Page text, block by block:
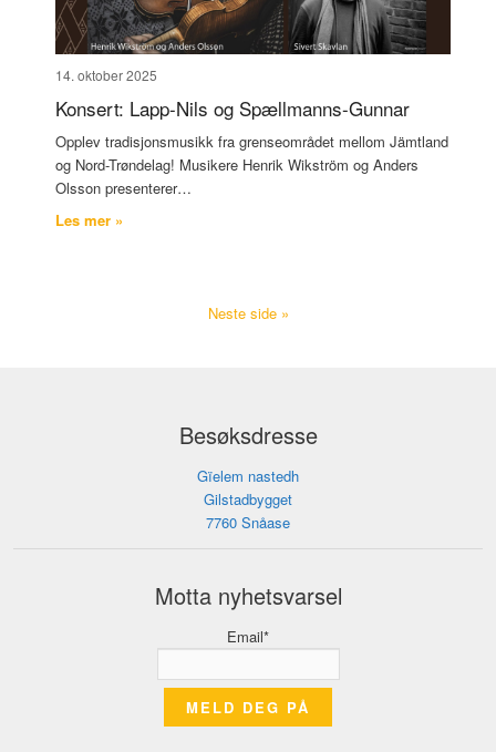
14. oktober 2025
Konsert: Lapp-Nils og Spællmanns-Gunnar
Opplev tradisjonsmusikk fra grenseområdet mellom Jämtland
og Nord-Trøndelag! Musikere Henrik Wikström og Anders
Olsson presenterer…
Les mer »
Neste side »
Besøksdresse
Gïelem nastedh
Gilstadbygget
7760 Snåase
Motta nyhetsvarsel
Email*